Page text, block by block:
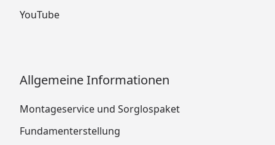
YouTube
Allgemeine Informationen
Montageservice und Sorglospaket
Fundamenterstellung